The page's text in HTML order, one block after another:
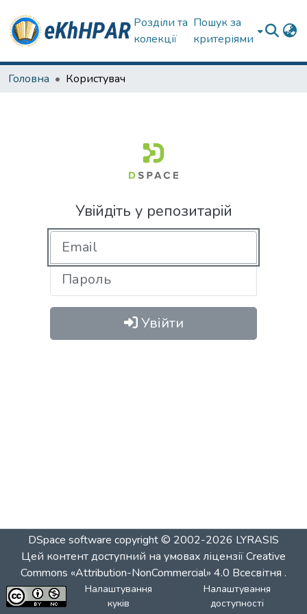
Розділи та
колекції
Пошук за
критеріями
Головна Користувач
Увійдіть у репозитарій
Увійти
DSpace software copyright © 2002-2026 LYRASIS
Цей контент доступний на умовах ліцензіїCreative
Commons «Attribution-NonCommercial» 4.0 Всесвітня .
Налаштування
куків
Налаштування
доступності